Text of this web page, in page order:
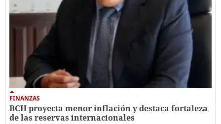
FINANZAS
BCH proyecta menor inflación y destaca fortaleza
de las reservas internacionales